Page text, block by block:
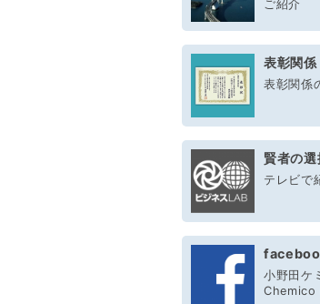
ご紹介
表彰関係
表彰関係
賢者の
テレビで
小野田ケ
Chemico